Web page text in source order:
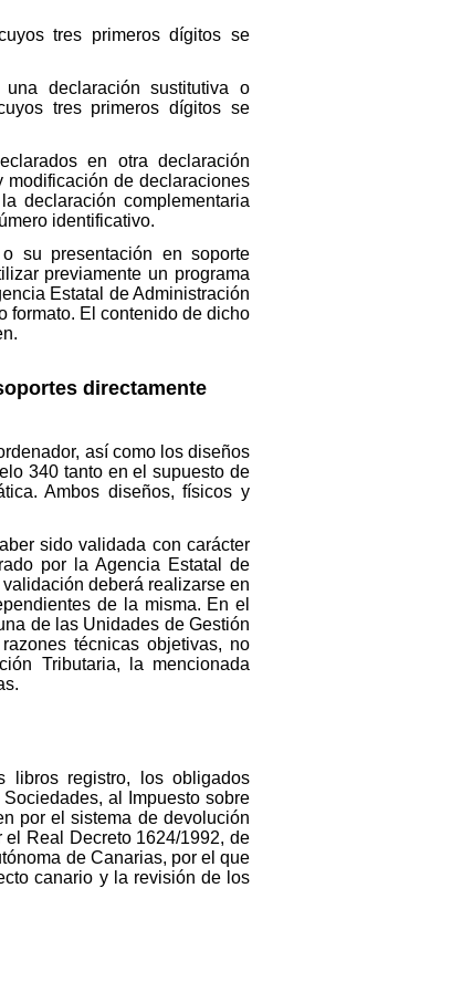
tres primeros dígitos se
declaración sustitutiva o
tres primeros dígitos se
en otra declaración
modificación de declaraciones
declaración complementaria
identificativo.
su presentación en soporte
previamente un programa
Estatal de Administración
formato. El contenido de dicho
directamente
así como los diseños
340 tanto en el supuesto de
Ambos diseños, físicos y
sido validada con carácter
por la Agencia Estatal de
deberá realizarse en
de la misma. En el
de las Unidades de Gestión
técnicas objetivas, no
Tributaria, la mencionada
libros registro, los obligados
al Impuesto sobre
por el sistema de devolución
Real Decreto 1624/1992, de
de Canarias, por el que
canario y la revisión de los